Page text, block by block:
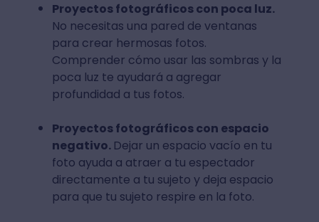
Proyectos fotográficos con poca luz.
No necesitas una pared de ventanas
para crear hermosas fotos.
Comprender cómo usar las sombras y la
poca luz te ayudará a agregar
profundidad a tus fotos.
Proyectos fotográficos con espacio
negativo. Dejar un espacio vacío en tu
foto ayuda a atraer a tu espectador
directamente a tu sujeto y deja espacio
para que tu sujeto respire en la foto.